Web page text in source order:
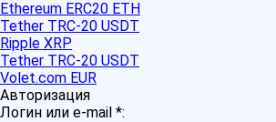
Ethereum ERC20 ETH
Tether TRC-20 USDT
Ripple XRP
Tether TRC-20 USDT
Volet.com EUR
Авторизация
Логин или e-mail *: